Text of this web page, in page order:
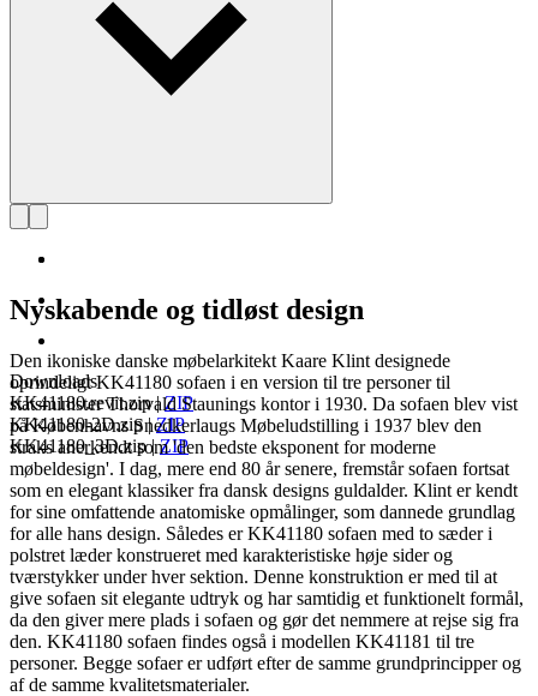
Downloads
KK41180.revit.zip|ZIP
KK41180-2D.zip|ZIP
KK41180_3D.zip|ZIP
Nyskabende og tidløst design
Den ikoniske danske møbelarkitekt Kaare Klint designede
oprindeligt KK41180 sofaen i en version til tre personer til
statsminister Thorvald Staunings kontor i 1930. Da sofaen blev vist
på Københavns Snedkerlaugs Møbeludstilling i 1937 blev den
straks anerkendt som 'den bedste eksponent for moderne
møbeldesign'. I dag, mere end 80 år senere, fremstår sofaen fortsat
som en elegant klassiker fra dansk designs guldalder. Klint er kendt
for sine omfattende anatomiske opmålinger, som dannede grundlag
for alle hans design. Således er KK41180 sofaen med to sæder i
polstret læder konstrueret med karakteristiske høje sider og
tværstykker under hver sektion. Denne konstruktion er med til at
give sofaen sit elegante udtryk og har samtidig et funktionelt formål,
da den giver mere plads i sofaen og gør det nemmere at rejse sig fra
den. KK41180 sofaen findes også i modellen KK41181 til tre
personer. Begge sofaer er udført efter de samme grundprincipper og
af de samme kvalitetsmaterialer.